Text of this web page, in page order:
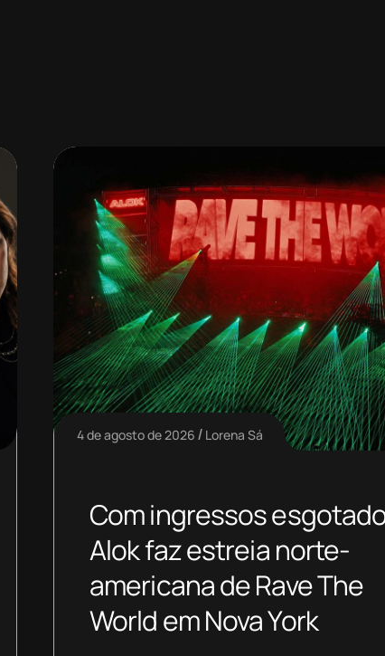
4 de agosto de 2026 Lorena Sá
Com ingressos
Alok faz estreia norte-
americana de Rave The
World em Nova York